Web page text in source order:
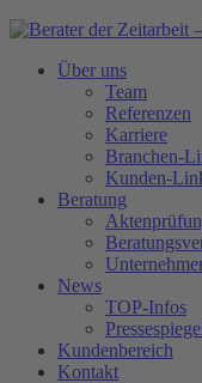
Über uns
Team
Referenzen
Karriere
Branchen-
Kunden-
Beratung
News
TOP-Infos
Kundenbereich
Kontakt